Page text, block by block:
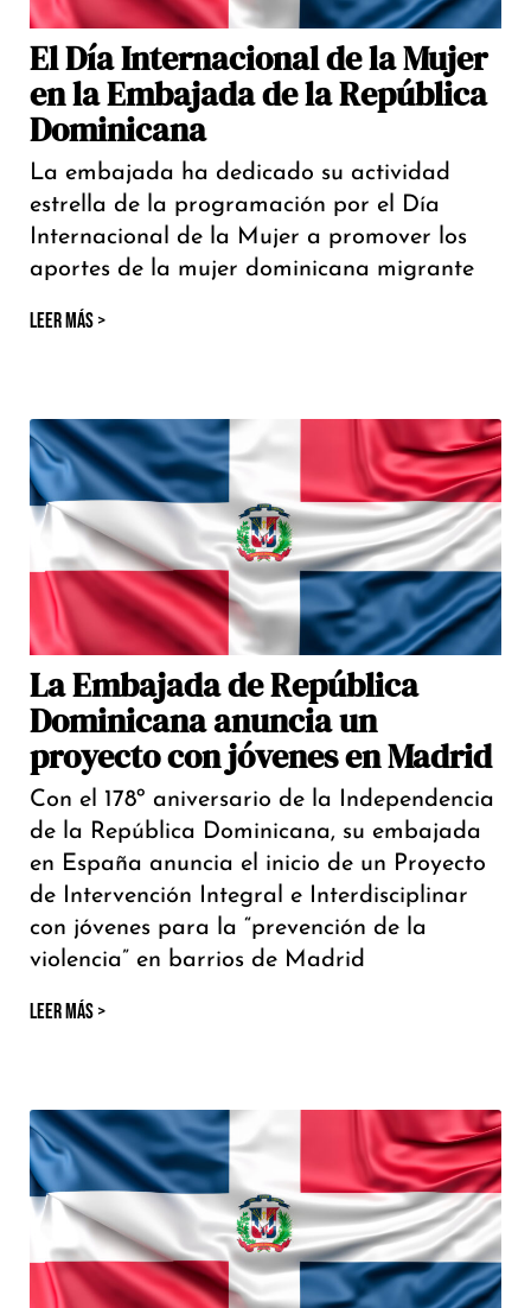
El Día Internacional de la Mujer
en la Embajada de la República
Dominicana
La embajada ha dedicado su actividad
estrella de la programación por el Día
Internacional de la Mujer a promover los
aportes de la mujer dominicana migrante
LEER MÁS >
La Embajada de República
Dominicana anuncia un
proyecto con jóvenes en Madrid
Con el 178º aniversario de la Independencia
de la República Dominicana, su embajada
en España anuncia el inicio de un Proyecto
de Intervención Integral e Interdisciplinar
con jóvenes para la “prevención de la
violencia” en barrios de Madrid
LEER MÁS >